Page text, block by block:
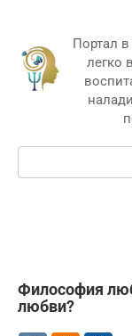
контенту
Портал
легко
Поиск:
Философия
любви?